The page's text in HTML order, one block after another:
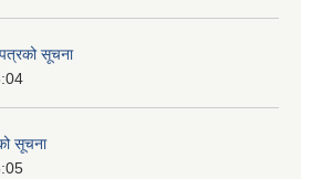
सूचना
सूचना